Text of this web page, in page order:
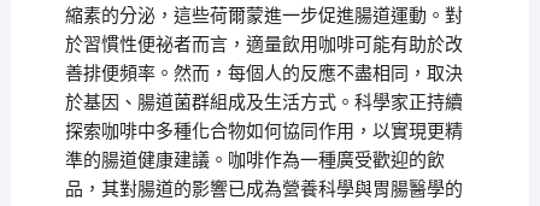
縮素的分泌，這些荷爾蒙進一步促進腸道運動。對
於習慣性便祕者而言，適量飲用咖啡可能有助於改
善排便頻率。然而，每個人的反應不盡相同，取決
於基因、腸道菌群組成及生活方式。科學家正持續
探索咖啡中多種化合物如何協同作用，以實現更精
準的腸道健康建議。咖啡作為一種廣受歡迎的飲
品，其對腸道的影響已成為營養科學與胃腸醫學的